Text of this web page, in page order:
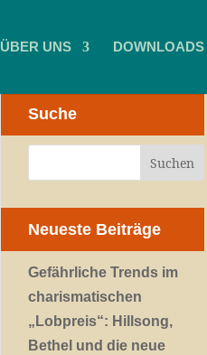
ÜBER UNS DOWNLOADS
Suche
Neueste Beiträge
Gefährliche Trends im
charismatischen
„Lobpreis“: Hillsong,
Bethel und die neue